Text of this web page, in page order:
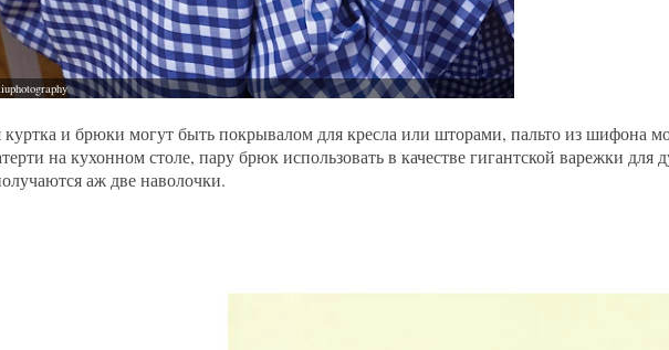
куртка и брюки могут быть покрывалом для кресла или шторами, пальто из шифона
на кухонном столе, пару брюк использовать в качестве гигантской варежки для
аж две наволочки.